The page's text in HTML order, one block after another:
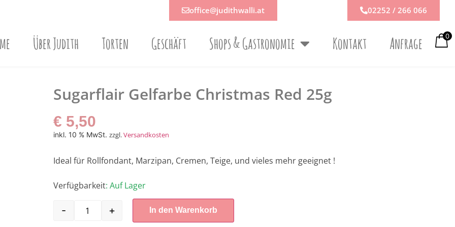
office@judithwalli.at 02252 / 266 066
Über Judith Torten Geschäft Shops & Gastronomie Kontakt Anfrage 0
Sugarflair Gelfarbe Christmas Red 25g
€ 5,50
inkl. 10 % MwSt. zzgl.Versandkosten
Ideal für Rollfondant, Marzipan, Cremen, Teige, und vieles mehr geeignet !
Verfügbarkeit: Auf Lager
- + In den Warenkorb